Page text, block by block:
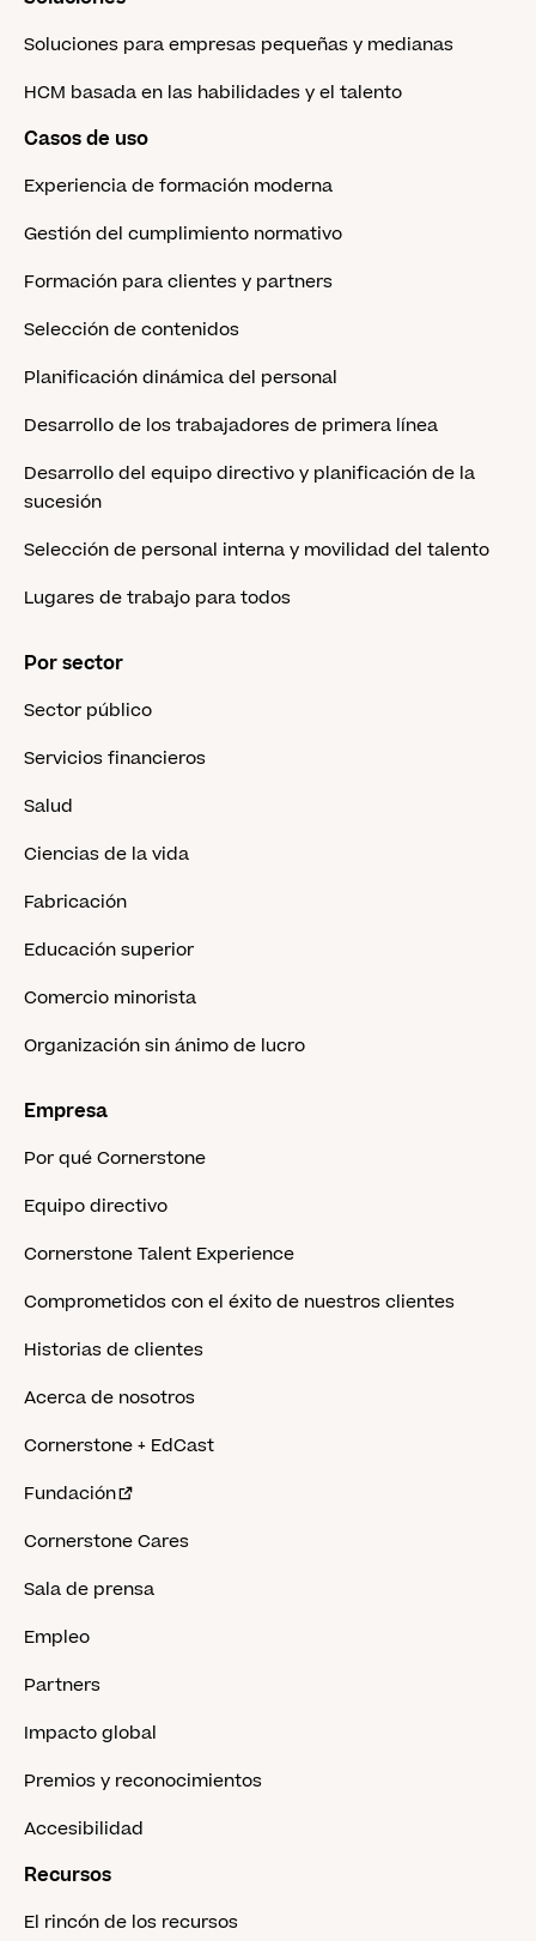
Soluciones para empresas pequeñas y medianas
HCM basada en las habilidades y el talento
Casos de uso
Experiencia de formación moderna
Gestión del cumplimiento normativo
Formación para clientes y partners
Selección de contenidos
Planificación dinámica del personal
Desarrollo de los trabajadores de primera línea
Desarrollo del equipo directivo y planificación de la
sucesión
Selección de personal interna y movilidad del talento
Lugares de trabajo para todos
Por sector
Sector público
Servicios financieros
Salud
Ciencias de la vida
Fabricación
Educación superior
Comercio minorista
Organización sin ánimo de lucro
Empresa
Por qué Cornerstone
Equipo directivo
Cornerstone Talent Experience
Comprometidos con el éxito de nuestros clientes
Historias de clientes
Acerca de nosotros
Cornerstone + EdCast
Fundación
Cornerstone Cares
Sala de prensa
Empleo
Partners
Impacto global
Premios y reconocimientos
Accesibilidad
Recursos
El rincón de los recursos